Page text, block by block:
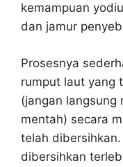
kemampuan
dan jamur
Prosesnya
rumput laut yang
(jangan langsung
mentah) secara
telah
dibersihkan